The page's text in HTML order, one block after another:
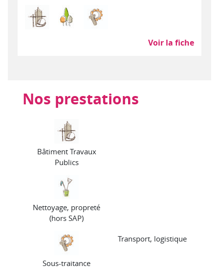
Bâtiment Travaux Publics
Environnement, entretien et
Voir la fiche
Nos prestations
Bâtiment Travaux
Publics
Nettoyage, propreté
(hors SAP)
Sous-traitance
Transport, logistique